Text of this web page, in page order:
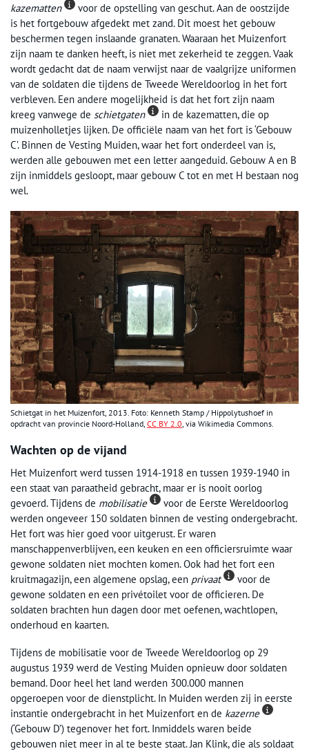
kazematten
voor de opstelling van geschut. Aan de oostzijde
is het fortgebouw afgedekt met zand. Dit moest het gebouw
beschermen tegen inslaande granaten. Waaraan het Muizenfort
zijn naam te danken heeft, is niet met zekerheid te zeggen. Vaak
wordt gedacht dat de naam verwijst naar de vaalgrijze uniformen
van de soldaten die tijdens de Tweede Wereldoorlog in het fort
verbleven. Een andere mogelijkheid is dat het fort zijn naam
kreeg vanwege de schietgaten
in de kazematten, die op
muizenholletjes lijken. De officiële naam van het fort is ‘Gebouw
C’. Binnen de Vesting Muiden, waar het fort onderdeel van is,
werden alle gebouwen met een letter aangeduid. Gebouw A en B
zijn inmiddels gesloopt, maar gebouw C tot en met H bestaan nog
wel.
Schietgat in het Muizenfort, 2013. Foto: Kenneth Stamp / Hippolytushoef in
opdracht van provincie Noord-Holland, CC BY 2.0 , via Wikimedia Commons.
Wachten op de vijand
Het Muizenfort werd tussen 1914-1918 en tussen 1939-1940 in
een staat van paraatheid gebracht, maar er is nooit oorlog
gevoerd. Tijdens de mobilisatie
voor de Eerste Wereldoorlog
werden ongeveer 150 soldaten binnen de vesting ondergebracht.
Het fort was hier goed voor uitgerust. Er waren
manschappenverblijven, een keuken en een officiersruimte waar
gewone soldaten niet mochten komen. Ook had het fort een
kruitmagazijn, een algemene opslag, een privaat
voor de
gewone soldaten en een privétoilet voor de officieren. De
soldaten brachten hun dagen door met oefenen, wachtlopen,
onderhoud en kaarten.
Tijdens de mobilisatie voor de Tweede Wereldoorlog op 29
augustus 1939 werd de Vesting Muiden opnieuw door soldaten
bemand. Door heel het land werden 300.000 mannen
opgeroepen voor de dienstplicht. In Muiden werden zij in eerste
instantie ondergebracht in het Muizenfort en de kazerne
(‘Gebouw D’) tegenover het fort. Inmiddels waren beide
gebouwen niet meer in al te beste staat. Jan Klink, die als soldaat